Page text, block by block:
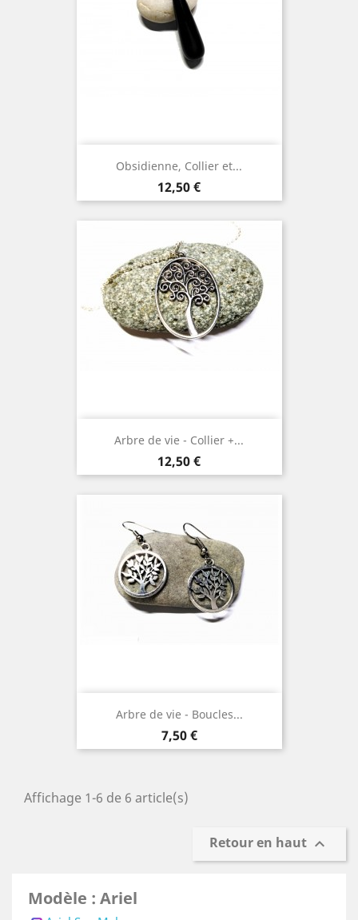
Obsidienne, Collier et...
Prix
12,50 €
Arbre de vie - Collier +...
Prix
12,50 €
Arbre de vie - Boucles...
Prix
7,50 €
Affichage 1-6 de 6 article(s)
Retour en haut 
Modèle : Ariel